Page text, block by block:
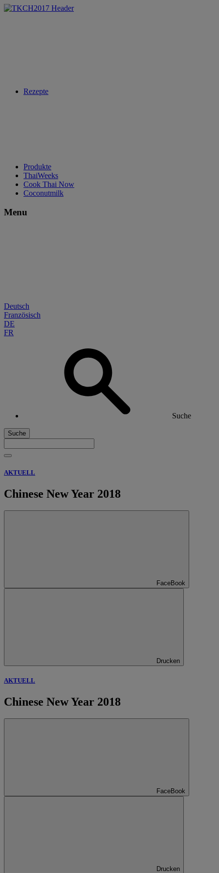
Rezepte
Produkte
ThaiWeeks
Cook Thai Now
Coconutmilk
Menu
Deutsch
Französisch
DE
FR
Suche
Suche
AKTUELL
Chinese New Year 2018
FaceBook
Drucken
AKTUELL
Chinese New Year 2018
FaceBook
Drucken